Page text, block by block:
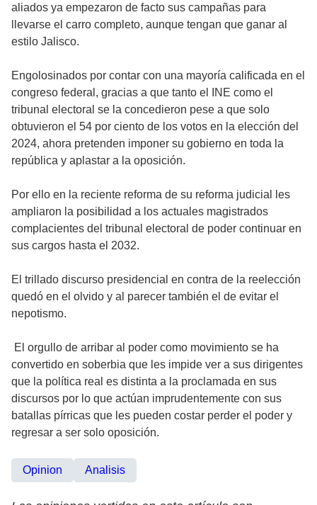
aliados ya empezaron de facto sus campañas para
llevarse el carro completo, aunque tengan que ganar al
estilo Jalisco.
Engolosinados por contar con una mayoría calificada en el
congreso federal, gracias a que tanto el INE como el
tribunal electoral se la concedieron pese a que solo
obtuvieron el 54 por ciento de los votos en la elección del
2024, ahora pretenden imponer su gobierno en toda la
república y aplastar a la oposición.
Por ello en la reciente reforma de su reforma judicial les
ampliaron la posibilidad a los actuales magistrados
complacientes del tribunal electoral de poder continuar en
sus cargos hasta el 2032.
El trillado discurso presidencial en contra de la reelección
quedó en el olvido y al parecer también el de evitar el
nepotismo.
El orgullo de arribar al poder como movimiento se ha
convertido en soberbia que les impide ver a sus dirigentes
que la política real es distinta a la proclamada en sus
discursos por lo que actúan imprudentemente con sus
batallas pírricas que les pueden costar perder el poder y
regresar a ser solo oposición.
Opinion Analisis